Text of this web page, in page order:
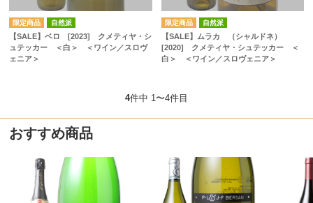
自然派
【SALE】ベロ [2023] クメティヤ・シ
ュテッカー ＜白＞ ＜ワイン／スロヴ
ェニア＞
自然派
【SALE】ムラカ （シャルドネ）
[2020] クメティヤ・シュテッカー ＜
白＞ ＜ワイン／スロヴェニア＞
4件中 1〜4件目
おすすめ商品